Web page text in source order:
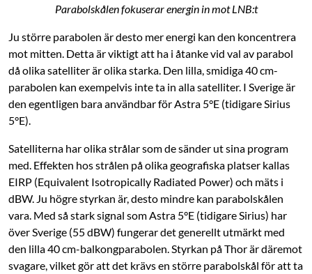
Parabolskålen fokuserar energin in mot LNB:t
Ju större parabolen är desto mer energi kan den koncentrera
mot mitten. Detta är viktigt att ha i åtanke vid val av parabol
då olika satelliter är olika starka. Den lilla, smidiga 40 cm-
parabolen kan exempelvis inte ta in alla satelliter. I Sverige är
den egentligen bara användbar för Astra 5°E (tidigare Sirius
5°E).
Satelliterna har olika strålar som de sänder ut sina program
med. Effekten hos strålen på olika geografiska platser kallas
EIRP (Equivalent Isotropically Radiated Power) och mäts i
dBW. Ju högre styrkan är, desto mindre kan parabolskålen
vara. Med så stark signal som Astra 5°E (tidigare Sirius) har
över Sverige (55 dBW) fungerar det generellt utmärkt med
den lilla 40 cm-balkongparabolen. Styrkan på Thor är däremot
svagare, vilket gör att det krävs en större parabolskål för att ta